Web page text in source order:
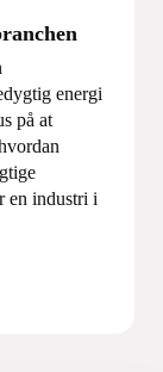
energi
på at
en industri i